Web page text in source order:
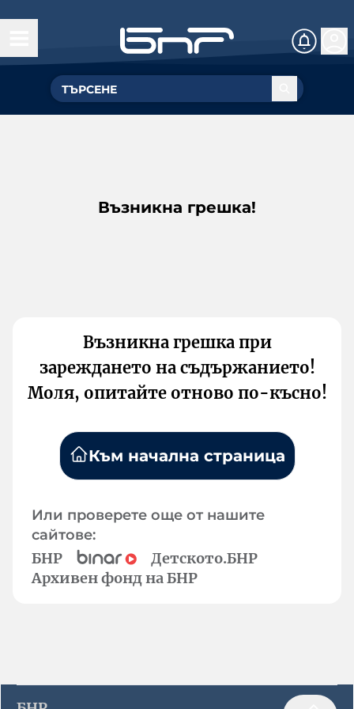
Възникна грешка!
Възникна грешка при
зареждането на съдържанието!
Моля, опитайте отново по-късно!
Към начална страница
Или проверете още от нашите
сайтове:
БНР
Детското.БНР
Архивен фонд на БНР